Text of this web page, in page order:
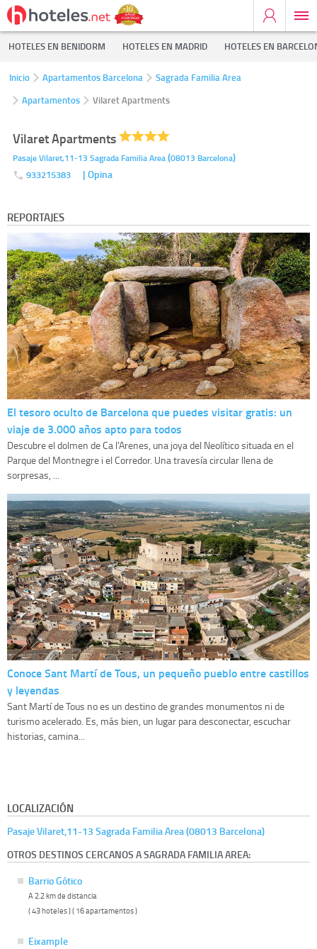
HOTELES EN BENIDORM HOTELES EN MADRID HOTELES EN
Inicio Apartamentos Barcelona
Sagrada Familia Area
Apartamentos
Vilaret Apartments
Vilaret Apartments
Pasaje Vilaret,11-13 Sagrada Familia Area(08013 Barcelona)
933215383 | Opina
REPORTAJES
El tesoro oculto de Barcelona que puedes visitar gratis: un
viaje de 3.000 años apto para todos
Descubre el dolmen de Ca l'Arenes, una joya del Neolítico situada en el
Parque del Montnegre i el Corredor. Una travesía circular llena de
sorpresas, ...
Conoce Sant Martí de Tous, un pequeño pueblo entre castillos
y leyendas
Sant Martí de Tous no es un destino de grandes monumentos ni de
turismo acelerado. Es, más bien, un lugar para desconectar, escuchar
historias, camina...
LOCALIZACIÓN
Pasaje Vilaret,11-13 Sagrada Familia Area (08013 Barcelona)
OTROS DESTINOS CERCANOS A SAGRADA FAMILIA AREA:
Barrio Gótico
A 2.2 km de distancia
( 43 hoteles ) ( 16 apartamentos )
Eixample